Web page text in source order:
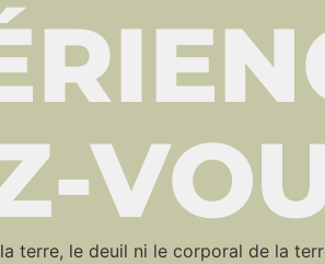
terre, le deuil ni le corporal de la